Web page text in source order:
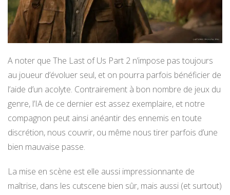
A noter que The Last of Us Part 2 n’impose pas toujours
au joueur d’évoluer seul, et on pourra parfois bénéficier de
l’aide d’un acolyte. Contrairement à bon nombre de jeux du
genre, l’IA de ce dernier est assez exemplaire, et notre
compagnon peut ainsi anéantir des ennemis en toute
discrétion, nous couvrir, ou même nous tirer parfois d’une
bien mauvaise passe.
La mise en scène est elle aussi impressionnante de
maîtrise, dans les cutscene bien sûr, mais aussi (et surtout)